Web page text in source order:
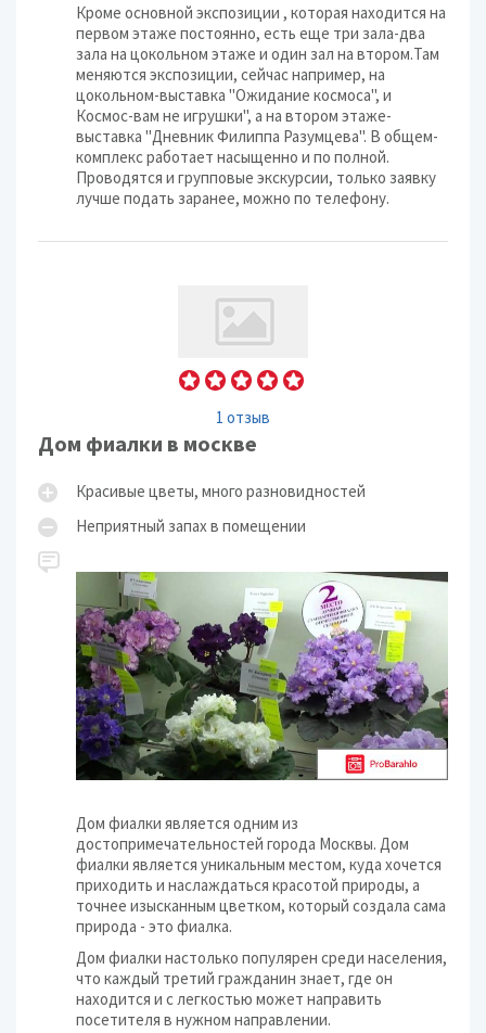
Кроме основной экспозиции , которая находится на
первом этаже постоянно, есть еще три зала-два
зала на цокольном этаже и один зал на втором.Там
меняются экспозиции, сейчас например, на
цокольном-выставка "Ожидание космоса", и
Космос-вам не игрушки", а на втором этаже-
выставка "Дневник Филиппа Разумцева". В общем-
комплекс работает насыщенно и по полной.
Проводятся и групповые экскурсии, только заявку
лучше подать заранее, можно по телефону.
1 отзыв
Дом фиалки в москве
Красивые цветы, много разновидностей
Неприятный запах в помещении
Дом фиалки является одним из
достопримечательностей города Москвы. Дом
фиалки является уникальным местом, куда хочется
приходить и наслаждаться красотой природы, а
точнее изысканным цветком, который создала сама
природа - это фиалка.
Дом фиалки настолько популярен среди населения,
что каждый третий гражданин знает, где он
находится и с легкостью может направить
посетителя в нужном направлении.